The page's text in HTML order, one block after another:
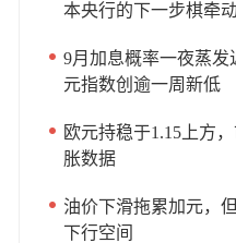
本央行的下一步棋牵
9月加息概率一夜蒸发
元指数创逾一周新低
欧元持稳于1.15上方
胀数据
油价下滑拖累加元，
下行空间